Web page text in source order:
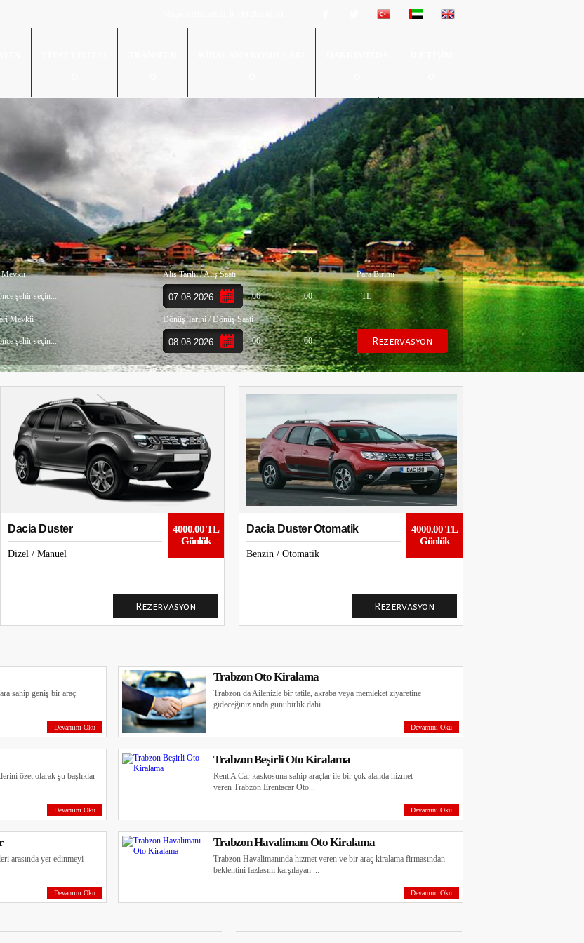
0 544 265 61 61
Mevkii
şehir seçin...
Mevkii
şehir seçin...
Alış Tarihi / Alış Saati
06 00
Dönüş Tarihi / Dönüş Saati
06 00
Para Birimi
TL
Dacia Duster
Dizel / Manuel
4000.00 TL
Günlük
Dacia Duster Otomatik
Benzin / Otomatik
4000.00 TL
Günlük
sahip geniş bir araç
Devamını Oku
Trabzon Oto Kiralama
Trabzon da Ailenizle bir tatile, akraba veya memleket ziyaretine
gideceğiniz anda günübirlik dahi...
Devamını Oku
özet olarak şu başlıklar
Devamını Oku
Trabzon Beşirli Oto Kiralama
Rent A Car kaskosuna sahip araçlar ile bir çok alanda hizmet
veren Trabzon Erentacar Oto...
Devamını Oku
arasında yer edinmeyi
Devamını Oku
Trabzon Havalimanı Oto Kiralama
Trabzon Havalimanında hizmet veren ve bir araç kiralama firmasından
beklentini fazlasını karşılayan ...
Devamını Oku